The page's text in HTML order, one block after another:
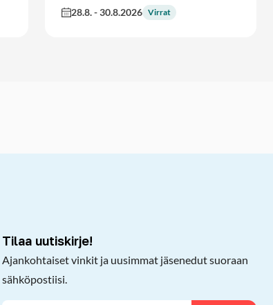
28.8.-30.8.2026 Virrat
Tilaa uutiskirje!
Ajankohtaiset vinkit ja uusimmat jäsenedut suoraan
sähköpostiisi.